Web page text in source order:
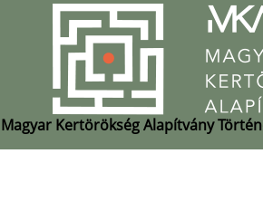
Magyar Kertörökség Alapítvány